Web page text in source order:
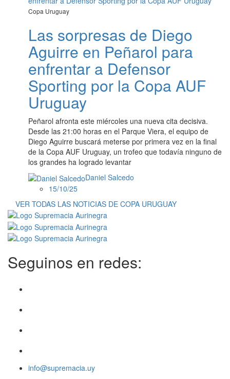
Copa Uruguay
Las sorpresas de Diego
Aguirre en Peñarol para
enfrentar a Defensor
Sporting por la Copa AUF
Uruguay
Peñarol afronta este miércoles una nueva cita decisiva.
Desde las 21:00 horas en el Parque Viera, el equipo de
Diego Aguirre buscará meterse por primera vez en la final
de la Copa AUF Uruguay, un trofeo que todavía ninguno de
los grandes ha logrado levantar
Daniel Salcedo
15/10/25
VER TODAS LAS NOTICIAS DE COPA URUGUAY
Seguinos en redes:
info@supremacia.uy